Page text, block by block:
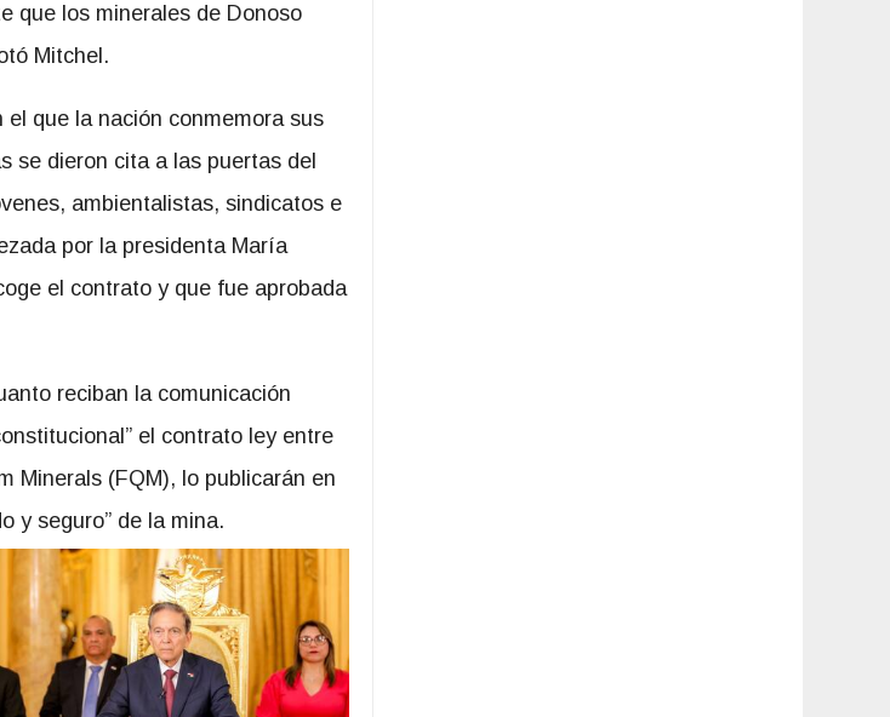
que los minerales de Donoso
Mitchel.
que la nación conmemora sus
se dieron cita a las puertas del
ambientalistas, sindicatos e
por la presidenta María
el contrato y que fue aprobada
reciban la comunicación
el contrato ley entre
Minerals (FQM), lo publicarán en
y seguro” de la mina.